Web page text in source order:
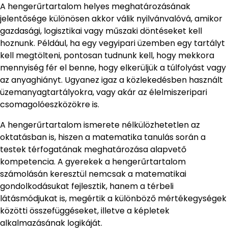
A hengerűrtartalom helyes meghatározásának
jelentősége különösen akkor válik nyilvánvalóvá, amikor
gazdasági, logisztikai vagy műszaki döntéseket kell
hoznunk. Például, ha egy vegyipari üzemben egy tartályt
kell megtölteni, pontosan tudnunk kell, hogy mekkora
mennyiség fér el benne, hogy elkerüljük a túlfolyást vagy
az anyaghiányt. Ugyanez igaz a közlekedésben használt
üzemanyagtartályokra, vagy akár az élelmiszeripari
csomagolóeszközökre is.
A hengerűrtartalom ismerete nélkülözhetetlen az
oktatásban is, hiszen a matematika tanulás során a
testek térfogatának meghatározása alapvető
kompetencia. A gyerekek a hengerűrtartalom
számolásán keresztül nemcsak a matematikai
gondolkodásukat fejlesztik, hanem a térbeli
látásmódjukat is, megértik a különböző mértékegységek
közötti összefüggéseket, illetve a képletek
alkalmazásának logikáját.